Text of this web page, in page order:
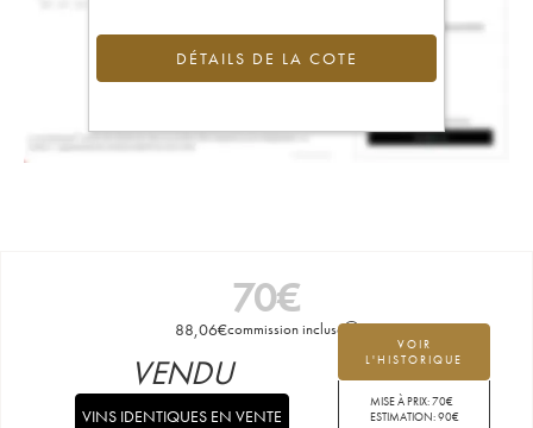
DÉTAILS DE LA COTE
70€
88,06€commission incluse
VOIR
L'HISTORIQUE
MISE À PRIX:70€
ESTIMATION:90€
VENDU
VINS IDENTIQUES EN VENTE